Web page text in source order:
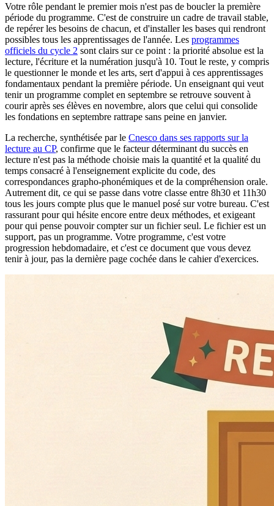
Votre rôle pendant le premier mois n'est pas de boucler la première
période du programme. C'est de construire un cadre de travail stable,
de repérer les besoins de chacun, et d'installer les bases qui rendront
possibles tous les apprentissages de l'année. Les programmes
officiels du cycle 2 sont clairs sur ce point : la priorité absolue est la
lecture, l'écriture et la numération jusqu'à 10. Tout le reste, y compris
le questionner le monde et les arts, sert d'appui à ces apprentissages
fondamentaux pendant la première période. Un enseignant qui veut
tenir un programme complet en septembre se retrouve souvent à
courir après ses élèves en novembre, alors que celui qui consolide
les fondations en septembre rattrape sans peine en janvier.
La recherche, synthétisée par le Cnesco dans ses rapports sur la
lecture au CP, confirme que le facteur déterminant du succès en
lecture n'est pas la méthode choisie mais la quantité et la qualité du
temps consacré à l'enseignement explicite du code, des
correspondances grapho-phonémiques et de la compréhension orale.
Autrement dit, ce qui se passe dans votre classe entre 8h30 et 11h30
tous les jours compte plus que le manuel posé sur votre bureau. C'est
rassurant pour qui hésite encore entre deux méthodes, et exigeant
pour qui pense pouvoir compter sur un fichier seul. Le fichier est un
support, pas un programme. Votre programme, c'est votre
progression hebdomadaire, et c'est ce document que vous devez
tenir à jour, pas la dernière page cochée dans le cahier d'exercices.